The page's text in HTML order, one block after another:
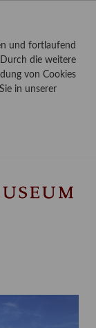
und fortlaufend
die weitere
von Cookies
in unserer